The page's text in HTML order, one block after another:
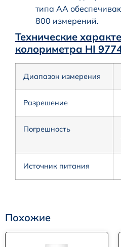
типа АА
800 измерений.
Технические
колориметра HI
Диапазон измерения
Разрешение
Погрешность
Источник питания
Похожие